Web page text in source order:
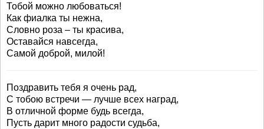
Тобой можно любоваться!
Как фиалка ты нежна,
Словно роза – ты красива,
Оставайся навсегда,
Самой доброй, милой!
Поздравить тебя я очень рад,
С тобою встречи — лучше всех наград,
В отличной форме будь всегда,
Пусть дарит много радости судьба,